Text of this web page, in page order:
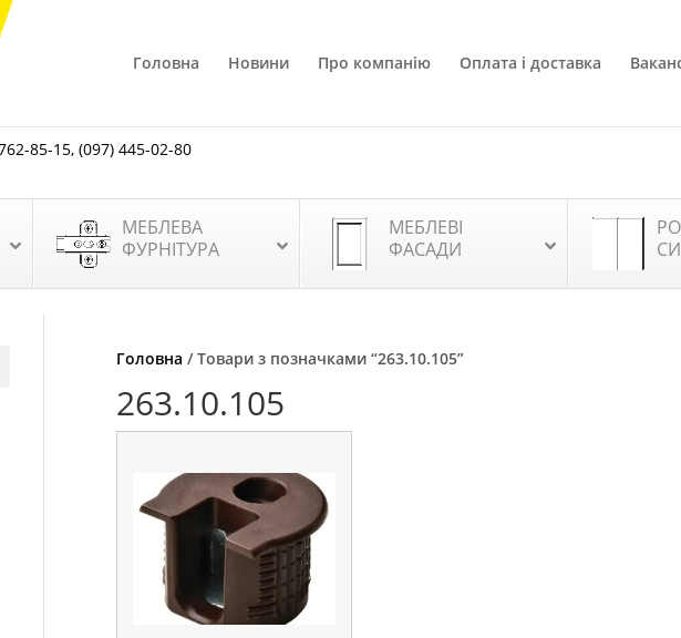
Головна Новини Про компанію Оплата і доставка
85-15,(097) 445-02-80
МЕБЛЕВА
ФУРНІТУРА
МЕБЛЕВІ
ФАСАДИ
Головна / Товари з позначками “263.10.105”
263.10.105